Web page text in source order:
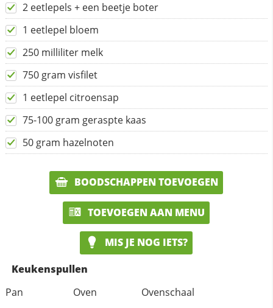
2 eetlepels + een beetje boter
1 eetlepel bloem
250 milliliter melk
750 gram visfilet
1 eetlepel citroensap
75-100 gram geraspte kaas
50 gram hazelnoten
BOODSCHAPPEN TOEVOEGEN
TOEVOEGEN AAN MENU
MIS JE NOG IETS?
Keukenspullen
Pan
Oven Ovenschaal